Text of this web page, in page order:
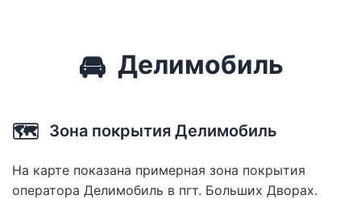
🚘 Делимобиль
🗺️ Зона покрытия Делимобиль
На карте показана примерная зона покрытия
оператора Делимобиль в пгт. Больших Дворах.